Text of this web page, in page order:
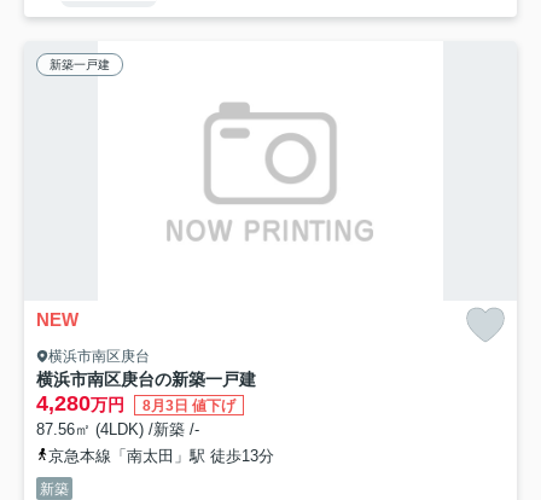
新築一戸建
NEW
横浜市南区庚台
横浜市南区庚台の新築一戸建
4,280万円 8月3日 値下げ
87.56㎡ (4LDK) /新築 /-
京急本線「南太田」駅 徒歩13分
新築